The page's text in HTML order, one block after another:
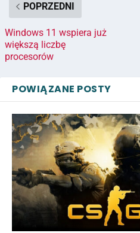
POPRZEDNI
Windows 11 wspiera już
większą liczbę
procesorów
POWIĄZANE POSTY